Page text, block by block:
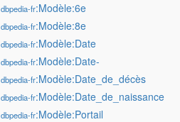
dbpedia-fr:Modèle:6e
dbpedia-fr:Modèle:8e
dbpedia-fr:Modèle:Date
dbpedia-fr:Modèle:Date-
dbpedia-fr:Modèle:Date_de_décès
dbpedia-fr:Modèle:Date_de_naissance
dbpedia-fr:Modèle:Portail